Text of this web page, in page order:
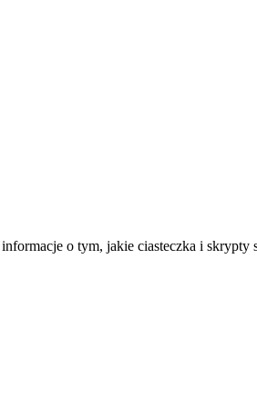
o tym, jakie ciasteczka i skrypty